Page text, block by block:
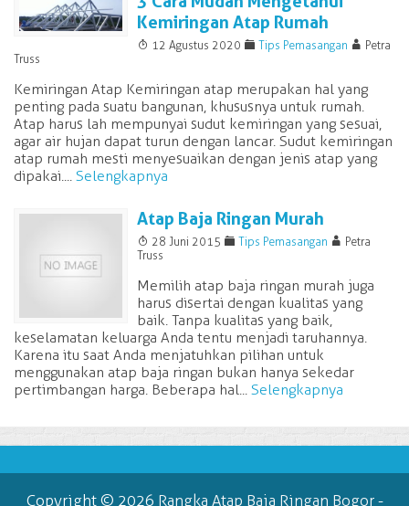
Kemiringan Atap Rumah
T 12 Agustus 2020 F Tips Pemasangan A Petra
Truss
Kemiringan Atap Kemiringan atap merupakan hal yang
penting pada suatu bangunan, khususnya untuk rumah.
Atap harus lah mempunyai sudut kemiringan yang sesuai,
agar air hujan dapat turun dengan lancar. Sudut kemiringan
atap rumah mesti menyesuaikan dengan jenis atap yang
dipakai.... Selengkapnya
Atap Baja Ringan Murah
T 28 Juni 2015 F Tips Pemasangan A Petra
Truss
Memilih atap baja ringan murah juga
harus disertai dengan kualitas yang
baik. Tanpa kualitas yang baik,
keselamatan keluarga Anda tentu menjadi taruhannya.
Karena itu saat Anda menjatuhkan pilihan untuk
menggunakan atap baja ringan bukan hanya sekedar
pertimbangan harga. Beberapa hal... Selengkapnya
Copyright © 2026 Rangka Atap Baja Ringan Bogor-